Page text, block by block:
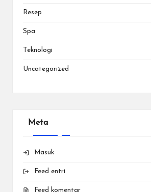
Resep
Spa
Teknologi
Uncategorized
Meta
Masuk
Feed entri
Feed komentar